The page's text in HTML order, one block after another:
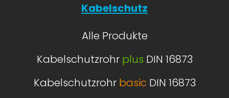
Kabelschutz
Alle Produkte
Kabelschutzrohr plus DIN 16873
Kabelschutzrohr basic DIN 16873